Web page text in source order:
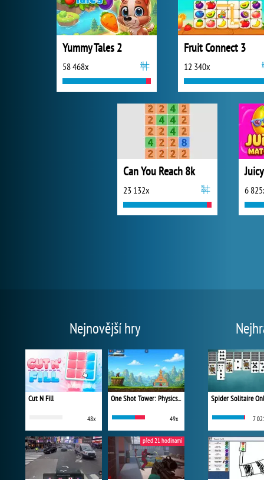
Yummy Tales 2
58 468x
Fruit Connect 3
12 340x
Can You Reach 8k
23 132x 6
Nejnovější hry
Cut N Fill
48x
One Shot Tower: Physics Destroyer
49x
před 21 hodinami
Spider Solitaire
7